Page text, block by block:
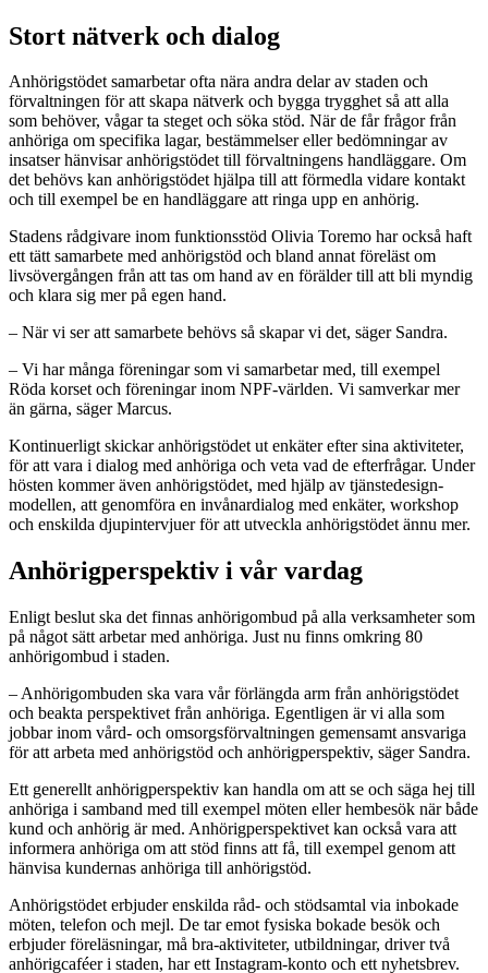
Stort nätverk och dialog
Anhörigstödet samarbetar ofta nära andra delar av staden och
förvaltningen för att skapa nätverk och bygga trygghet så att alla
som behöver, vågar ta steget och söka stöd. När de får frågor från
anhöriga om specifika lagar, bestämmelser eller bedömningar av
insatser hänvisar anhörigstödet till förvaltningens handläggare. Om
det behövs kan anhörigstödet hjälpa till att förmedla vidare kontakt
och till exempel be en handläggare att ringa upp en anhörig.
Stadens rådgivare inom funktionsstöd Olivia Toremo har också haft
ett tätt samarbete med anhörigstöd och bland annat föreläst om
livsövergången från att tas om hand av en förälder till att bli myndig
och klara sig mer på egen hand.
– När vi ser att samarbete behövs så skapar vi det, säger Sandra.
– Vi har många föreningar som vi samarbetar med, till exempel
Röda korset och föreningar inom NPF-världen. Vi samverkar mer
än gärna, säger Marcus.
Kontinuerligt skickar anhörigstödet ut enkäter efter sina aktiviteter,
för att vara i dialog med anhöriga och veta vad de efterfrågar. Under
hösten kommer även anhörigstödet, med hjälp av tjänstedesign-
modellen, att genomföra en invånardialog med enkäter, workshop
och enskilda djupintervjuer för att utveckla anhörigstödet ännu mer.
Anhörigperspektiv i vår vardag
Enligt beslut ska det finnas anhörigombud på alla verksamheter som
på något sätt arbetar med anhöriga. Just nu finns omkring 80
anhörigombud i staden.
– Anhörigombuden ska vara vår förlängda arm från anhörigstödet
och beakta perspektivet från anhöriga. Egentligen är vi alla som
jobbar inom vård- och omsorgsförvaltningen gemensamt ansvariga
för att arbeta med anhörigstöd och anhörigperspektiv, säger Sandra.
Ett generellt anhörigperspektiv kan handla om att se och säga hej till
anhöriga i samband med till exempel möten eller hembesök när både
kund och anhörig är med. Anhörigperspektivet kan också vara att
informera anhöriga om att stöd finns att få, till exempel genom att
hänvisa kundernas anhöriga till anhörigstöd.
Anhörigstödet erbjuder enskilda råd- och stödsamtal via inbokade
möten, telefon och mejl. De tar emot fysiska bokade besök och
erbjuder föreläsningar, må bra-aktiviteter, utbildningar, driver två
anhörigcaféer i staden, har ett Instagram-konto och ett nyhetsbrev.